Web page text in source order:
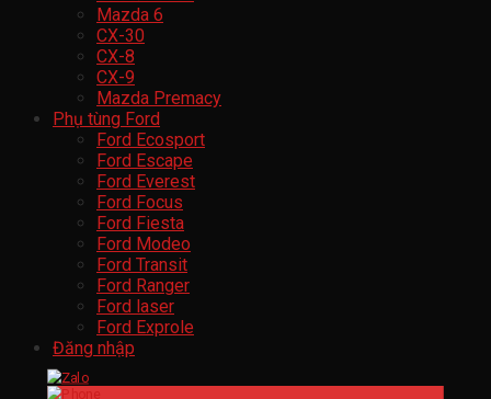
Mazda 6
CX-30
CX-8
CX-9
Mazda Premacy
Phụ tùng Ford
Ford Ecosport
Ford Escape
Ford Everest
Ford Focus
Ford Fiesta
Ford Modeo
Ford Transit
Ford Ranger
Ford laser
Ford Exprole
Đăng nhập